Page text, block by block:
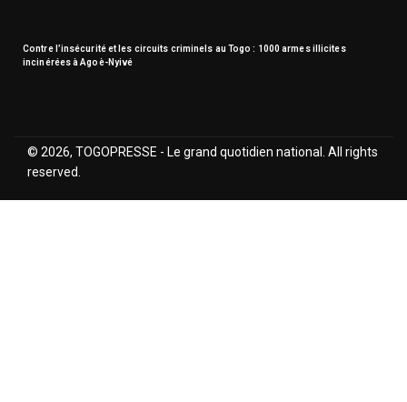
Contre l’insécurité et les circuits criminels au Togo : 1000 armes illicites
incinérées à Agoè-Nyivé
© 2026, TOGOPRESSE - Le grand quotidien national. All rights
reserved.